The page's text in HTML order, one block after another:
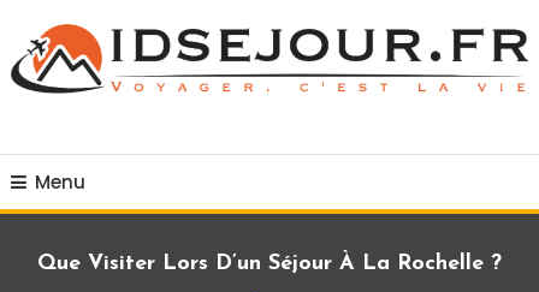
Content
Menu
Que Visiter Lors D’un Séjour À La Rochelle ?